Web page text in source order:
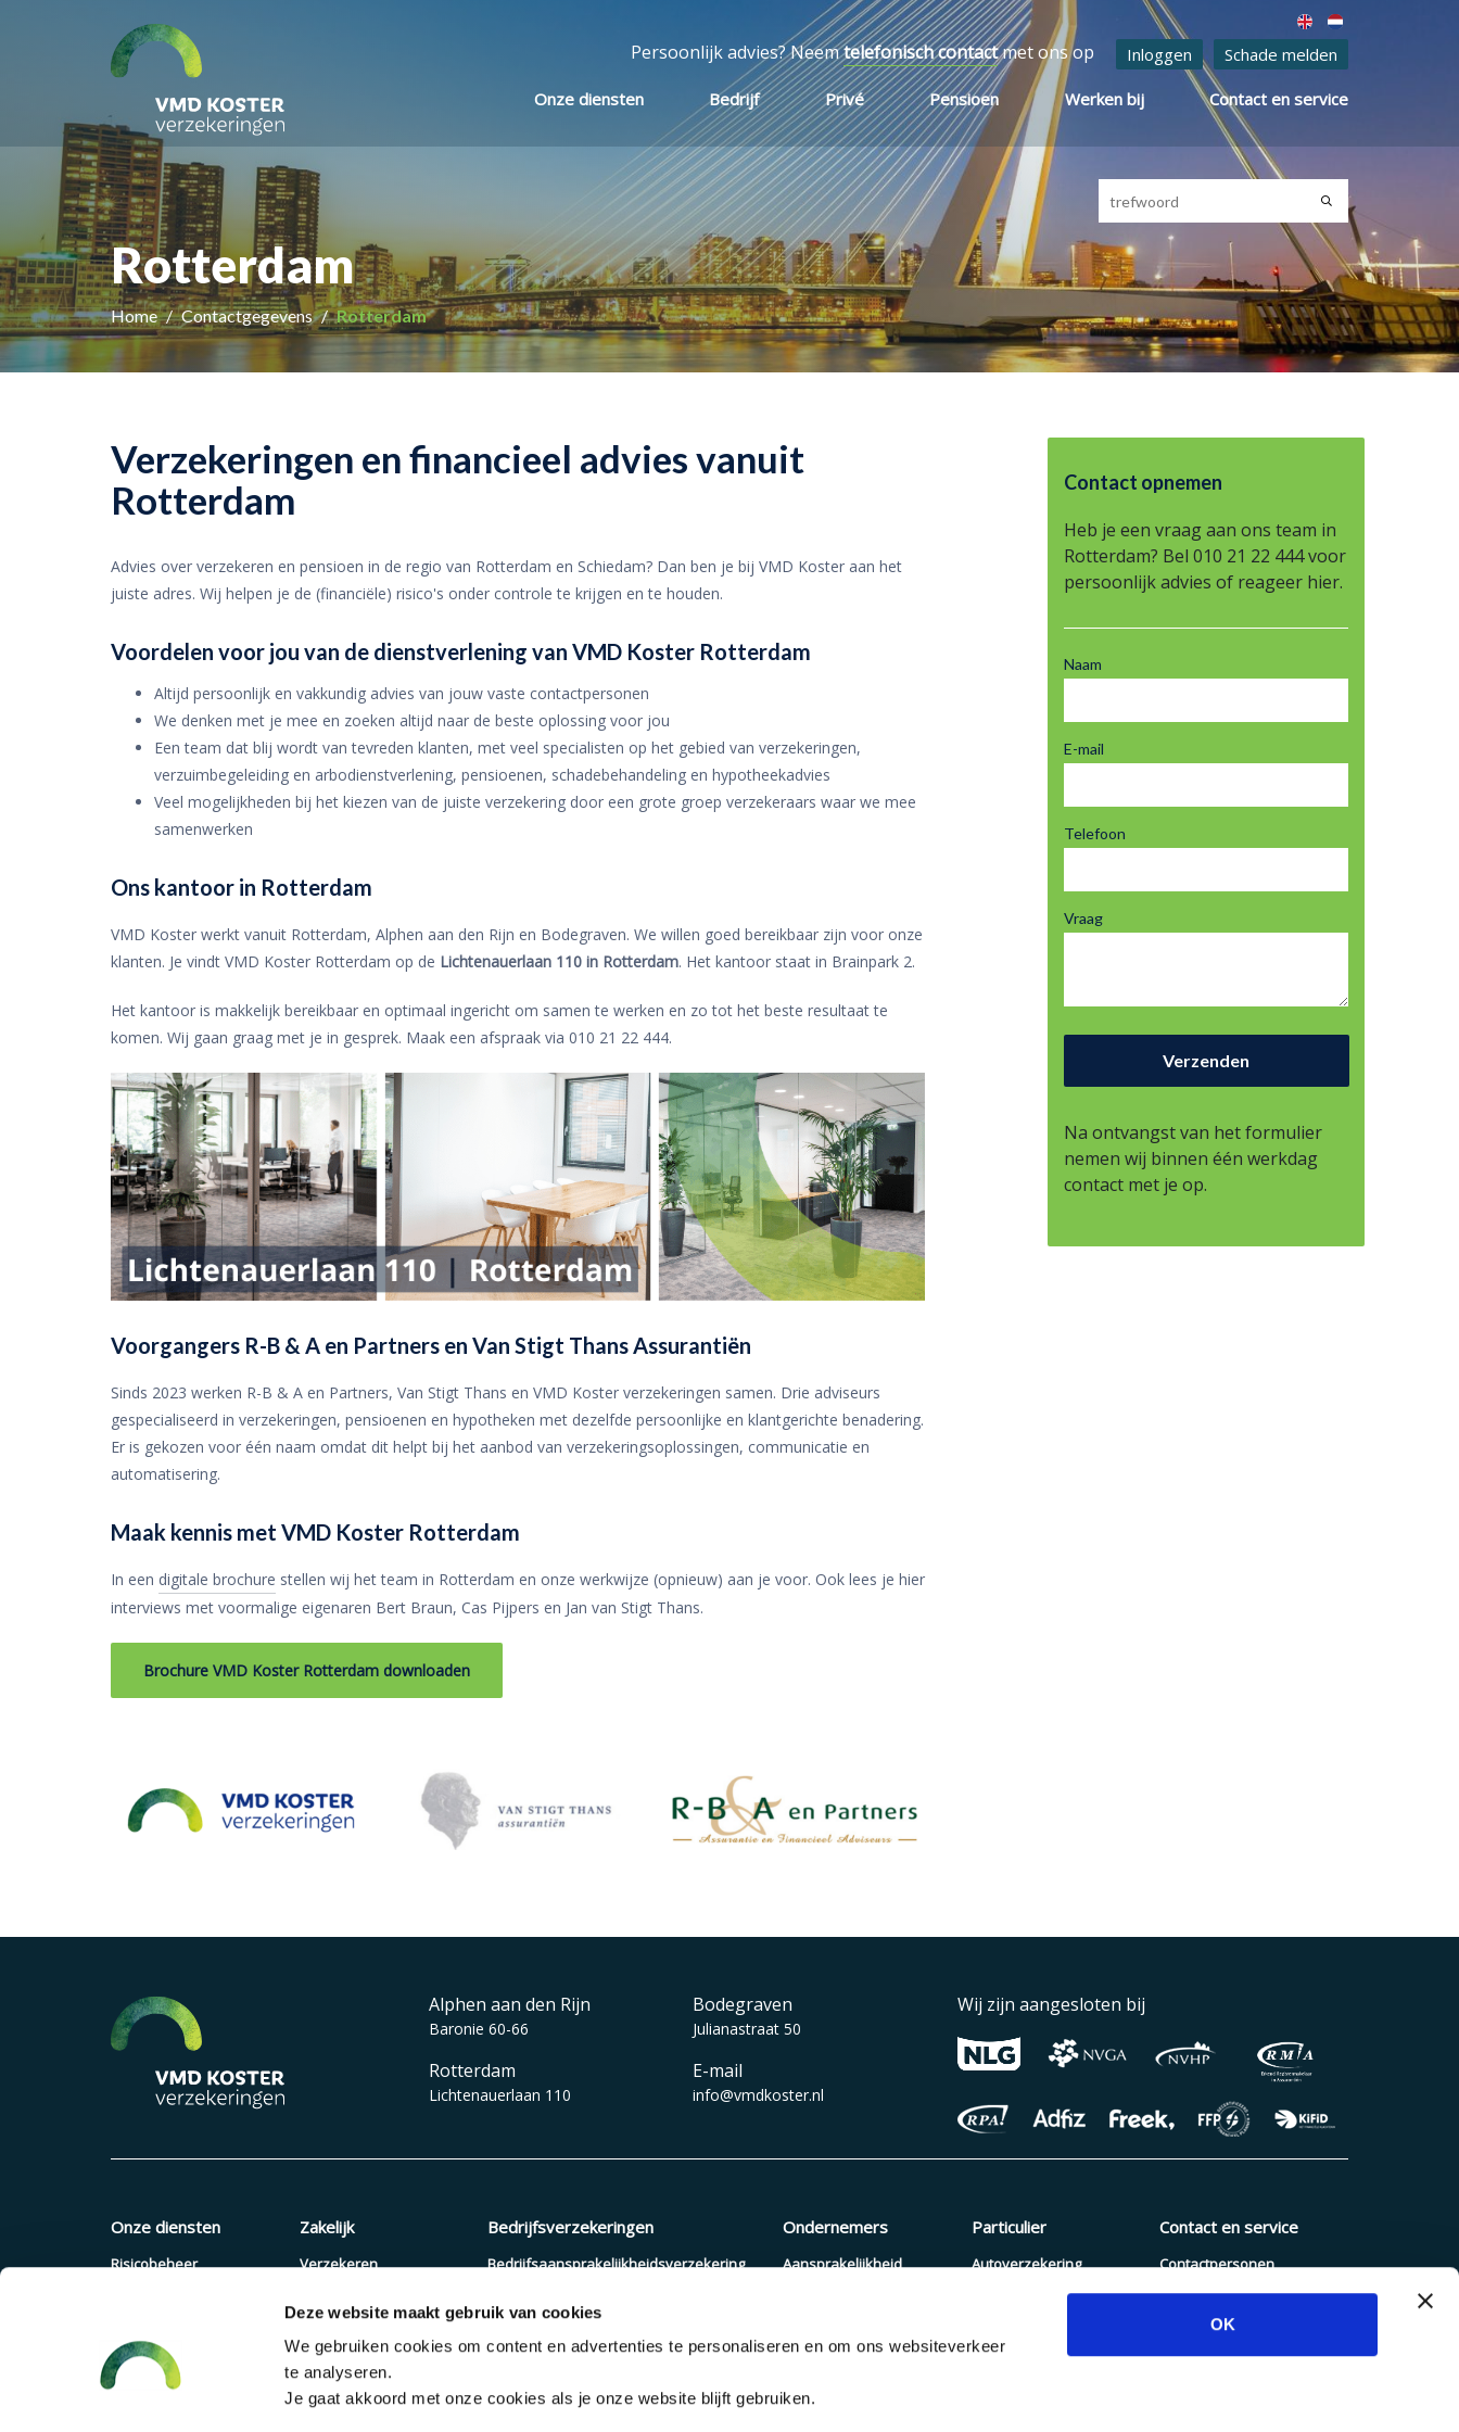
Deze website maakt gebruik van cookies
We gebruiken cookies om content en advertenties te personaliseren en om ons websiteverkeer
te analyseren.
Je gaat akkoord met onze cookies als je onze website blijft gebruiken.
OK
Persoonlijk advies? Neemtelefonisch contactmet ons op Inloggen Schade melden
Onze diensten Bedrijf Privé Pensioen Werken bij Contact en service
Rotterdam
Home Contactgegevens Rotterdam
Verzekeringen en financieel advies vanuit
Rotterdam
Advies over verzekeren en pensioen in de regio van Rotterdam en Schiedam? Dan ben je bij VMD Koster aan het
juiste adres. Wij helpen je de (financiële) risico's onder controle te krijgen en te houden.
Voordelen voor jou van de dienstverlening van VMD Koster Rotterdam
Altijd persoonlijk en vakkundig advies van jouw vaste contactpersonen
We denken met je mee en zoeken altijd naar de beste oplossing voor jou
Een team dat blij wordt van tevreden klanten, met veel specialisten op het gebied van verzekeringen,
verzuimbegeleiding en arbodienstverlening, pensioenen, schadebehandeling en hypotheekadvies
Veel mogelijkheden bij het kiezen van de juiste verzekering door een grote groep verzekeraars waar we mee
samenwerken
Ons kantoor in Rotterdam
VMD Koster werkt vanuit Rotterdam, Alphen aan den Rijn en Bodegraven. We willen goed bereikbaar zijn voor onze
klanten. Je vindt VMD Koster Rotterdam op de Lichtenauerlaan 110 in Rotterdam. Het kantoor staat in Brainpark 2.
Het kantoor is makkelijk bereikbaar en optimaal ingericht om samen te werken en zo tot het beste resultaat te
komen. Wij gaan graag met je in gesprek. Maak een afspraak via 010 21 22 444.
Voorgangers R-B & A en Partners en Van Stigt Thans Assurantiën
Sinds 2023 werken R-B & A en Partners, Van Stigt Thans en VMD Koster verzekeringen samen. Drie adviseurs
gespecialiseerd in verzekeringen, pensioenen en hypotheken met dezelfde persoonlijke en klantgerichte benadering.
Er is gekozen voor één naam omdat dit helpt bij het aanbod van verzekeringsoplossingen, communicatie en
automatisering.
Maak kennis met VMD Koster Rotterdam
In een digitale brochure stellen wij het team in Rotterdam en onze werkwijze (opnieuw) aan je voor. Ook lees je hier
interviews met voormalige eigenaren Bert Braun, Cas Pijpers en Jan van Stigt Thans.
Brochure VMD Koster Rotterdam downloaden
Contact opnemen
Heb je een vraag aan ons team in
Rotterdam? Bel 010 21 22 444 voor
persoonlijk advies of reageer hier.
Naam
E-mail
Telefoon
Vraag
Na ontvangst van het formulier
nemen wij binnen één werkdag
contact met je op.
Alphen aan den Rijn
Baronie 60-66
Rotterdam
Lichtenauerlaan 110
Bodegraven
Julianastraat 50
E-mail
info@vmdkoster.nl
Wij zijn aangesloten bij
Onze diensten
Risicobeheer
Financieel advies
Zakelijk
Verzekeren
Offerte aanvragen
Pensioenregeling
Verzuimaanpak
Bedrijfsverzekeringen
Bedrijfsaansprakelijkheidsverzekering
Zakelijke autoverzekering
Cyberverzekering
Ondernemers
Aansprakelijkheid
Particulier
Autoverzekering
Pakketverzekering
Zorgverzekering
Contact en service
Contactpersonen
Schade melden
Blogs en nieuws
Dienstenwijzer